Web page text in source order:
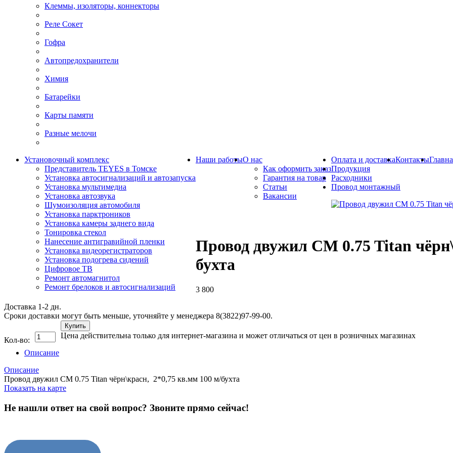
Клеммы, изоляторы, коннекторы
Реле Сокет
Гофра
Автопредохранители
Химия
Батарейки
Карты памяти
Разные мелочи
Установочный комплекс
Представитель TEYES в Томске
Установка автосигнализаций и автозапуска
Установка мультимедиа
Установка автозвука
Шумоизоляция автомобиля
Установка парктроников
Установка камеры заднего вида
Тонировка стекол
Нанесение антигравийной пленки
Установка видеорегистраторов
Установка подогрева сидений
Цифровое ТВ
Ремонт автомагнитол
Ремонт брелоков и автосигнализаций
Наши работыО нас
Как оформить заказ
Гарантия на товар
Статьи
Вакансии
Оплата и доставкаКонтакты
Продукция
Расходники
Провод монтажный
Провод двужил CM 0.75 Titan
бухта
3 800
Доставка 1-2 дн.
Сроки доставки могут быть меньше, уточняйте у менеджера 8(3822)97-99-00.
Кол-во:
Купить
Цена действительна только для интернет-магазина и может отличаться от цен в розничных магазинах
Описание
Описание
Провод двужил CM 0.75 Titan чёрн\красн, 2*0,75 кв.мм 100 м/бухта
Показать на карте
Не нашли ответ на свой вопрос? Звоните прямо сейчас!